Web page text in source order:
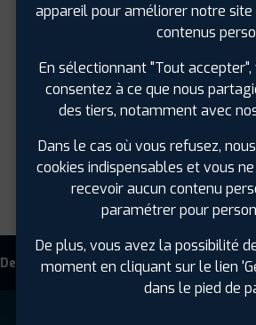
Devenir adherent Offres d'emploi
appareil pour améliorer notre
contenus
En sélectionnant "Tout
consentez à ce que nous
des tiers, notamment avec
Dans le cas où vous refusez,
cookies indispensables et vous
recevoir aucun contenu
paramétrer pour
De plus, vous avez la possibilité
moment en cliquant sur le lien
dans le pied de